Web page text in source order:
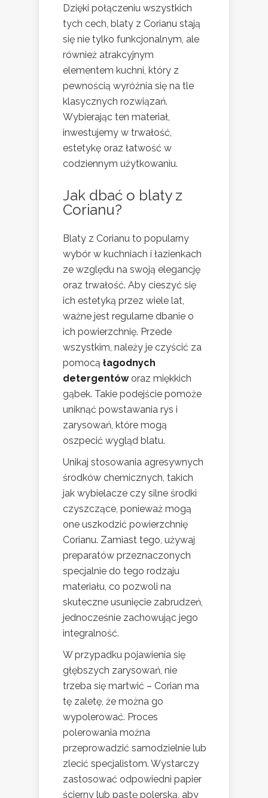
Dzięki połączeniu wszystkich
tych cech, blaty z Corianu stają
się nie tylko funkcjonalnym, ale
również atrakcyjnym
elementem kuchni, który z
pewnością wyróżnia się na tle
klasycznych rozwiązań.
Wybierając ten materiał,
inwestujemy w trwałość,
estetykę oraz łatwość w
codziennym użytkowaniu.
Jak dbać o blaty z
Corianu?
Blaty z Corianu to popularny
wybór w kuchniach i łazienkach
ze względu na swoją elegancję
oraz trwałość. Aby cieszyć się
ich estetyką przez wiele lat,
ważne jest regularne dbanie o
ich powierzchnię. Przede
wszystkim, należy je czyścić za
pomocą łagodnych
detergentóworaz miękkich
gąbek. Takie podejście pomoże
uniknąć powstawania rys i
zarysowań, które mogą
oszpecić wygląd blatu.
Unikaj stosowania agresywnych
środków chemicznych, takich
jak wybielacze czy silne środki
czyszczące, ponieważ mogą
one uszkodzić powierzchnię
Corianu. Zamiast tego, używaj
preparatów przeznaczonych
specjalnie do tego rodzaju
materiału, co pozwoli na
skuteczne usunięcie zabrudzeń,
jednocześnie zachowując jego
integralność.
W przypadku pojawienia się
głębszych zarysowań, nie
trzeba się martwić – Corian ma
tę zaletę, że można go
wypolerować. Proces
polerowania można
przeprowadzić samodzielnie lub
zlecić specjalistom. Wystarczy
zastosować odpowiedni papier
ścierny lub pastę polerską, aby